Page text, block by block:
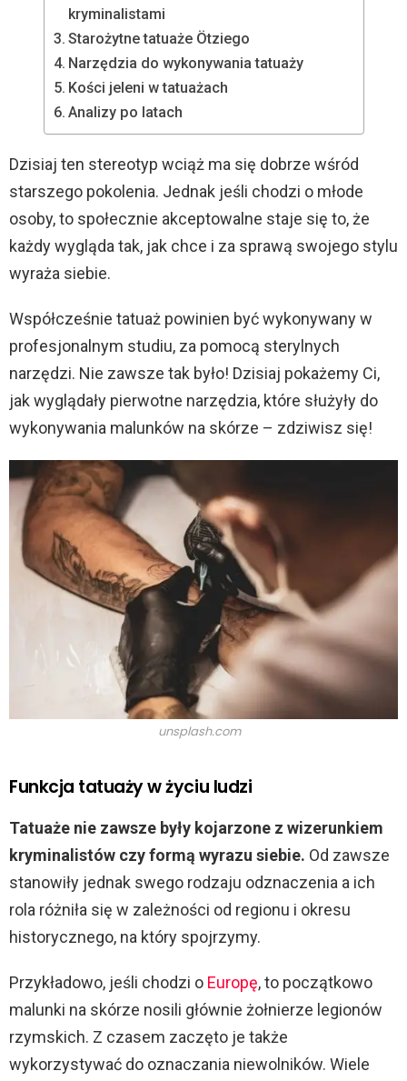
kryminalistami
Starożytne tatuaże Ötziego
Narzędzia do wykonywania tatuaży
Kości jeleni w tatuażach
Analizy po latach
Dzisiaj ten stereotyp wciąż ma się dobrze wśród
starszego pokolenia. Jednak jeśli chodzi o młode
osoby, to społecznie akceptowalne staje się to, że
każdy wygląda tak, jak chce i za sprawą swojego stylu
wyraża siebie.
Współcześnie tatuaż powinien być wykonywany w
profesjonalnym studiu, za pomocą sterylnych
narzędzi. Nie zawsze tak było! Dzisiaj pokażemy Ci,
jak wyglądały pierwotne narzędzia, które służyły do
wykonywania malunków na skórze – zdziwisz się!
unsplash.com
Funkcja tatuaży w życiu ludzi
Tatuaże nie zawsze były kojarzone z wizerunkiem
kryminalistów czy formą wyrazu siebie. Od zawsze
stanowiły jednak swego rodzaju odznaczenia a ich
rola różniła się w zależności od regionu i okresu
historycznego, na który spojrzymy.
Przykładowo, jeśli chodzi o Europę, to początkowo
malunki na skórze nosili głównie żołnierze legionów
rzymskich. Z czasem zaczęto je także
wykorzystywać do oznaczania niewolników. Wiele